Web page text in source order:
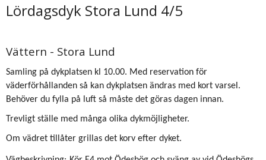
Lördagsdyk Stora Lund 4/5
Vättern - Stora Lund
Samling på dykplatsen kl 10.00. Med reservation för
väderförhållanden så kan dykplatsen ändras med kort varsel.
Behöver du fylla på luft så måste det göras dagen innan.
Trevligt ställe med många olika dykmöjligheter.
Om vädret tillåter grillas det korv efter dyket.